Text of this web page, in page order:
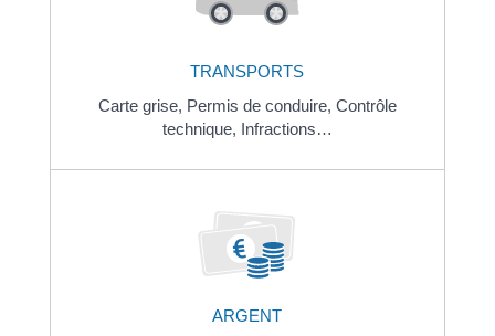
TRANSPORTS
Carte grise, Permis de conduire, Contrôle
technique, Infractions…
ARGENT